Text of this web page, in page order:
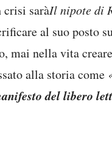
crisi saràIl nipote di
al suo posto
mai nella vita
alla storia come
del libero